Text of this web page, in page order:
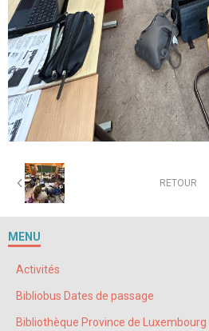
RETOUR
MENU
Activités
Bibliobus Dates de passage
Bibliothèque Province de Luxembourg